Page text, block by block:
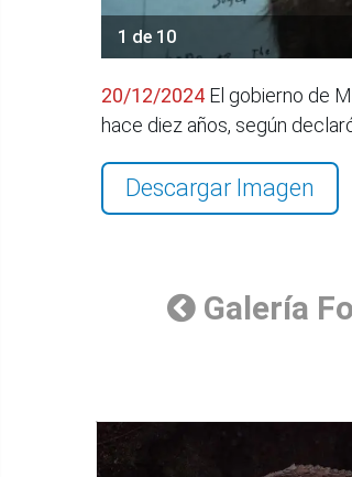
1 de 10
20/12/2024 El gobierno de
hace diez años, según
Descargar Imagen
Galería